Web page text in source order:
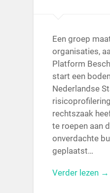
Een groep
organisaties,
Platform
start een
Nederlandse
rechtszaak
te roepen aan
onverdachte
geplaatst…
Verder lezen →